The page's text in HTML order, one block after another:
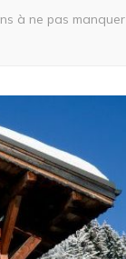
à ne pas manquer